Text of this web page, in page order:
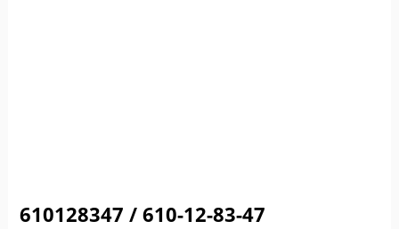
610128347 / 610-12-83-47